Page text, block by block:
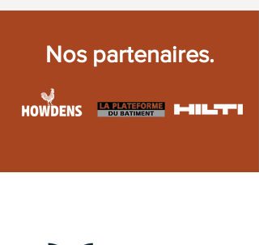
Nos partenaires.